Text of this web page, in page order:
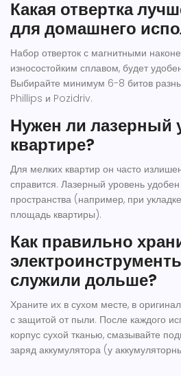
Какая отвертка
для домашнего
Набор отверток с магнитными
износостойким сплавом, будет
Выбирайте минимум 6-8 битов
Phillips и Pozidriv.
Нужен ли лазерный
квартире?
Для мелких квартир он часто
справится. Лазерный уровень
пространства (например, при
площадь квартиры).
Как правильно
служили дольше?
Храните их в сухом месте, в
с защитой от пыли. После каждого
корпус сухой тканью, смазывайте
заряд аккумулятора (у